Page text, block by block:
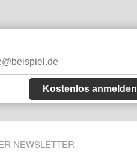
Kostenlos anmelden
NEWSLETTER